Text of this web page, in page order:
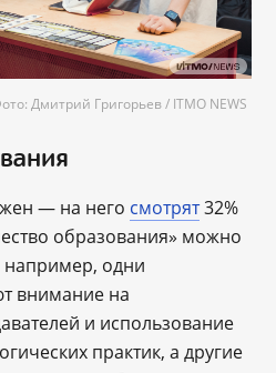
Дмитрий Григорьев / ITMO NEWS
— на него смотрят32%
образования» можно
одни
внимание на
и использование
практик, а другие